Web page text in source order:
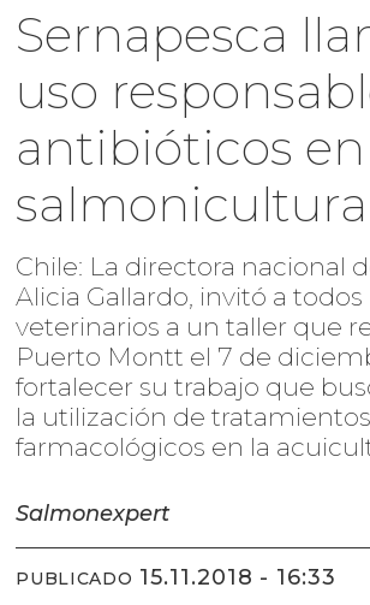
Sernapesca
uso
antibióticos en
salmonicultura
Chile: La directora nacional
Alicia Gallardo, invitó a
veterinarios a un taller que
Puerto Montt el 7 de
fortalecer su trabajo que
la utilización de tratamientos
farmacológicos en la
Salmonexpert
PUBLICADO 15.11.2018 - 16:33